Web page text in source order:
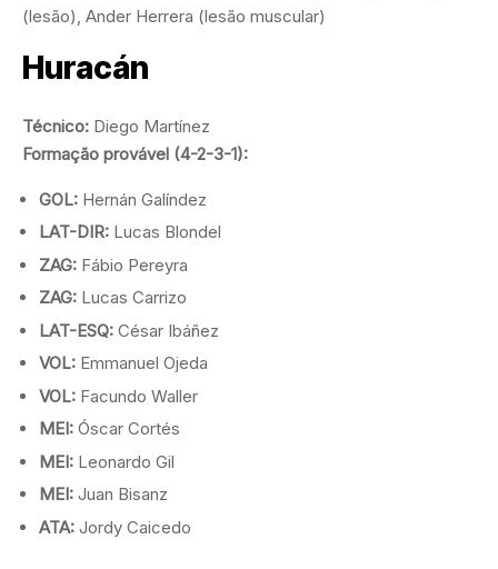
(lesão), Ander Herrera (lesão muscular)
Huracán
Técnico: Diego Martínez
Formação provável (4-2-3-1):
GOL: Hernán Galíndez
LAT-DIR: Lucas Blondel
ZAG: Fábio Pereyra
ZAG: Lucas Carrizo
LAT-ESQ: César Ibáñez
VOL: Emmanuel Ojeda
VOL: Facundo Waller
MEI: Óscar Cortés
MEI: Leonardo Gil
MEI: Juan Bisanz
ATA: Jordy Caicedo